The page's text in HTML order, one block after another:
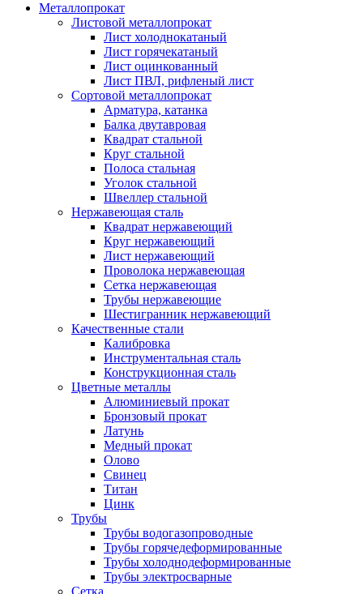
Металлопрокат
Листовой металлопрокат
Лист холоднокатаный
Лист горячекатаный
Лист оцинкованный
Лист ПВЛ, рифленый лист
Сортовой металлопрокат
Арматура, катанка
Балка двутавровая
Квадрат стальной
Круг стальной
Полоса стальная
Уголок стальной
Швеллер стальной
Нержавеющая сталь
Квадрат нержавеющий
Круг нержавеющий
Лист нержавеющий
Проволока нержавеющая
Сетка нержавеющая
Трубы нержавеющие
Шестигранник нержавеющий
Качественные стали
Калибровка
Инструментальная сталь
Конструкционная сталь
Цветные металлы
Алюминиевый прокат
Бронзовый прокат
Латунь
Медный прокат
Олово
Свинец
Титан
Цинк
Трубы
Трубы водогазопроводные
Трубы горячедеформированные
Трубы холоднодеформированные
Трубы электросварные
Сетка